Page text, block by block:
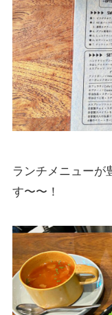
ランチメニューが
す〜〜！